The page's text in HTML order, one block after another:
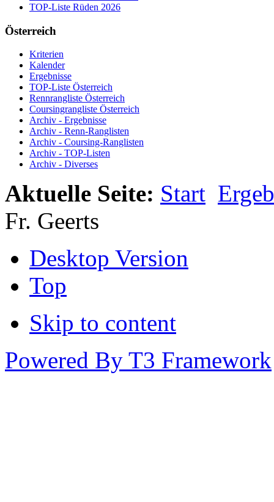
TOP-Liste Rüden 2026
Österreich
Kriterien
Kalender
Ergebnisse
TOP-Liste Österreich
Rennrangliste Österreich
Coursingrangliste Österreich
Archiv - Ergebnisse
Archiv - Renn-Ranglisten
Archiv - Coursing-Ranglisten
Archiv - TOP-Listen
Archiv - Diverses
Aktuelle Seite: Start
Fr. Geerts
Desktop Version
Top
Skip to content
Powered By T3 Framework